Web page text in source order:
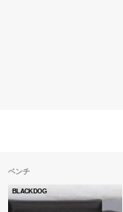
ベンチ
BLACKDOG